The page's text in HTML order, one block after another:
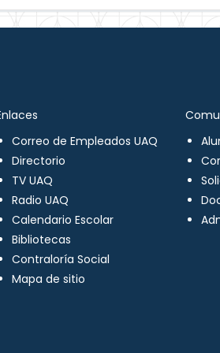
Correo de Empleados UAQ
Directorio
TV UAQ
Radio UAQ
Calendario Escolar
Bibliotecas
Contraloría Social
Mapa de sitio